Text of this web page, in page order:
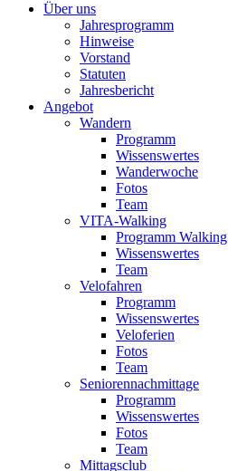
Über uns
Jahresprogramm
Hinweise
Vorstand
Statuten
Jahresbericht
Angebot
Wandern
Programm
Wissenswertes
Wanderwoche
Fotos
Team
VITA-Walking
Programm Walking
Wissenswertes
Team
Velofahren
Programm
Wissenswertes
Veloferien
Fotos
Team
Seniorennachmittage
Programm
Wissenswertes
Fotos
Team
Mittagsclub